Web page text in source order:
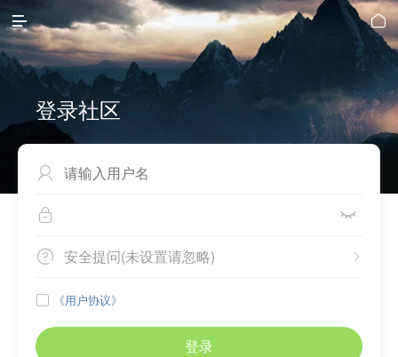
 
登录社区

 
 
安全提问(未设置请忽略)
 《用户协议》
登录